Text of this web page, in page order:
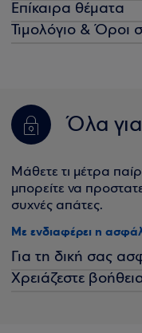
Επίκαιρα θέματα
Τιμολόγιο & Όροι
Όλα
Μάθετε τι μέτρα
μπορείτε να
συχνές απάτες.
Με ενδιαφέρει η
Για τη δική σας
Χρειάζεστε